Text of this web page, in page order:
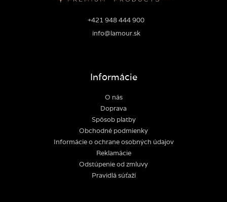
+421 948 444 900
info@lamour.sk
Informácie
O nás
Doprava
Spôsob platby
Obchodné podmienky
Informácie o ochrane osobných údajov
Reklamácie
Odstúpenie od zmluvy
Pravidlá súťaží